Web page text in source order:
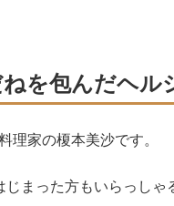
を包んだヘル
理家の榎本美沙です。
まった方もいらっしゃ